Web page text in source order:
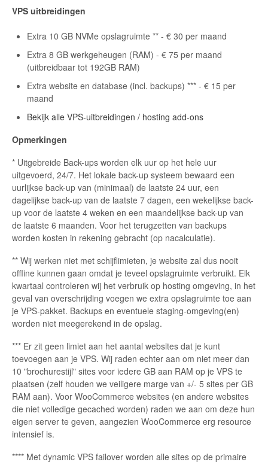
VPS uitbreidingen
Extra 10 GB NVMe opslagruimte ** - € 30 per maand
Extra 8 GB werkgeheugen (RAM) - € 75 per maand
(uitbreidbaar tot 192GB RAM)
Extra website en database (incl. backups) *** - € 15 per
maand
Bekijk alle VPS-uitbreidingen / hosting add-ons
Opmerkingen
* Uitgebreide Back-ups worden elk uur op het hele uur
uitgevoerd, 24/7. Het lokale back-up systeem bewaard een
uurlijkse back-up van (minimaal) de laatste 24 uur, een
dagelijkse back-up van de laatste 7 dagen, een wekelijkse back-
up voor de laatste 4 weken en een maandelijkse back-up van
de laatste 6 maanden. Voor het terugzetten van backups
worden kosten in rekening gebracht (op nacalculatie).
** Wij werken niet met schijflimieten, je website zal dus nooit
offline kunnen gaan omdat je teveel opslagruimte verbruikt. Elk
kwartaal controleren wij het verbruik op hosting omgeving, in het
geval van overschrijding voegen we extra opslagruimte toe aan
je VPS-pakket. Backups en eventuele staging-omgeving(en)
worden niet meegerekend in de opslag.
*** Er zit geen limiet aan het aantal websites dat je kunt
toevoegen aan je VPS. Wij raden echter aan om niet meer dan
10 "brochurestijl" sites voor iedere GB aan RAM op je VPS te
plaatsen (zelf houden we veiligere marge van +/- 5 sites per GB
RAM aan). Voor WooCommerce websites (en andere websites
die niet volledige gecached worden) raden we aan om deze hun
eigen server te geven, aangezien WooCommerce erg resource
intensief is.
**** Met dynamic VPS failover worden alle sites op de primaire